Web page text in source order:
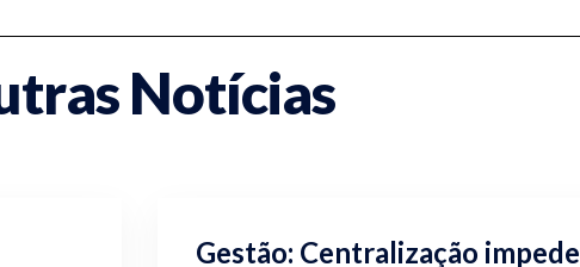
Notícias
Gestão: Centralização impede